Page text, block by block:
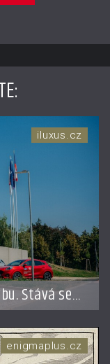
:
Stává se
iluxus.cz
enigmaplus.cz